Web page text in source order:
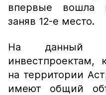
впервые вошла
заняв 12-е место.
На данный
инвестпроектам,
на территории
имеют общий